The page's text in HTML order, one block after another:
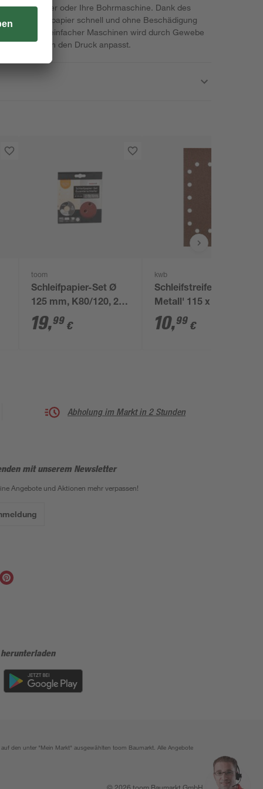
oder Ihre Bohrmaschine. Dank des
das Schleifpapier schnell und ohne Beschädigung
Unwucht einfacher Maschinen wird durch Gewebe
Auflage an den Druck anpasst.
toom
Schleifpapier-Set Ø
125 mm, K80/120, 20
Stück
19,99 €
kwb
Schleifstreifen 'Holz &
Metall' 115 x 280 mm
K80 10 Stück
10,99 €
Abholung im Markt in 2 Stunden
mit unserem Newsletter
Angebote und Aktionen mehr verpassen!
den unter "Mein Markt" ausgewählten toom Baumarkt. Alle Angebote